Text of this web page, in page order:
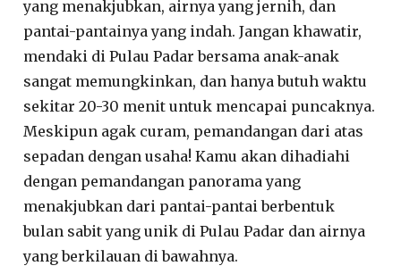
yang menakjubkan, airnya yang jernih, dan
pantai-pantainya yang indah. Jangan khawatir,
mendaki di Pulau Padar bersama anak-anak
sangat memungkinkan, dan hanya butuh waktu
sekitar 20-30 menit untuk mencapai puncaknya.
Meskipun agak curam, pemandangan dari atas
sepadan dengan usaha! Kamu akan dihadiahi
dengan pemandangan panorama yang
menakjubkan dari pantai-pantai berbentuk
bulan sabit yang unik di Pulau Padar dan airnya
yang berkilauan di bawahnya.